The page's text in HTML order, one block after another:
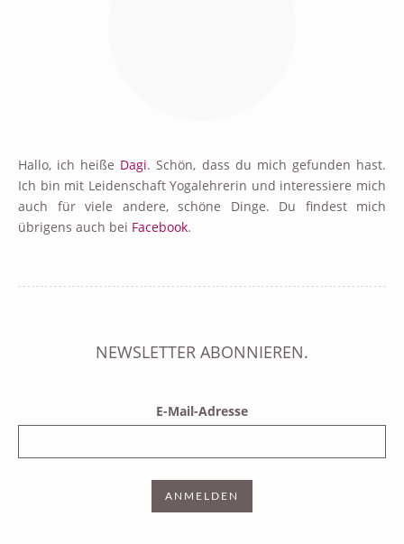
Hallo, ich heiße Dagi. Schön, dass du mich gefunden hast.
Ich bin mit Leidenschaft Yogalehrerin und interessiere mich
auch für viele andere, schöne Dinge. Du findest mich
übrigens auch bei Facebook.
NEWSLETTER ABONNIEREN.
E-Mail-Adresse